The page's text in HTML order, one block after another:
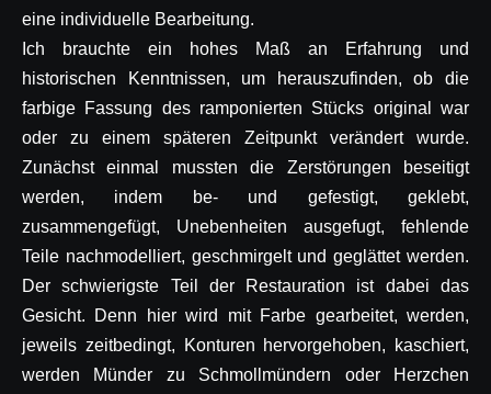
eine individuelle Bearbeitung.
Ich brauchte ein hohes Maß an Erfahrung und
historischen Kenntnissen, um herauszufinden, ob die
farbige Fassung des ramponierten Stücks original war
oder zu einem späteren Zeitpunkt verändert wurde.
Zunächst einmal mussten die Zerstörungen beseitigt
werden, indem be- und gefestigt, geklebt,
zusammengefügt, Unebenheiten ausgefugt, fehlende
Teile nachmodelliert, geschmirgelt und geglättet werden.
Der schwierigste Teil der Restauration ist dabei das
Gesicht. Denn hier wird mit Farbe gearbeitet, werden,
jeweils zeitbedingt, Konturen hervorgehoben, kaschiert,
werden Münder zu Schmollmündern oder Herzchen